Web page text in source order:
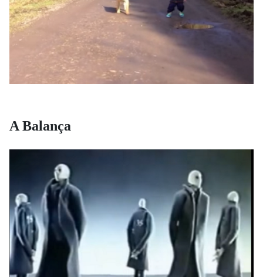
A Balança